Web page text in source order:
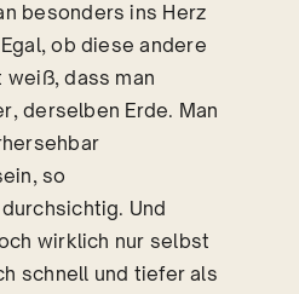
besonders ins Herz
ob diese andere
weiß, dass man
derselben Erde. Man
so
Und
wirklich nur selbst
schnell und tiefer als